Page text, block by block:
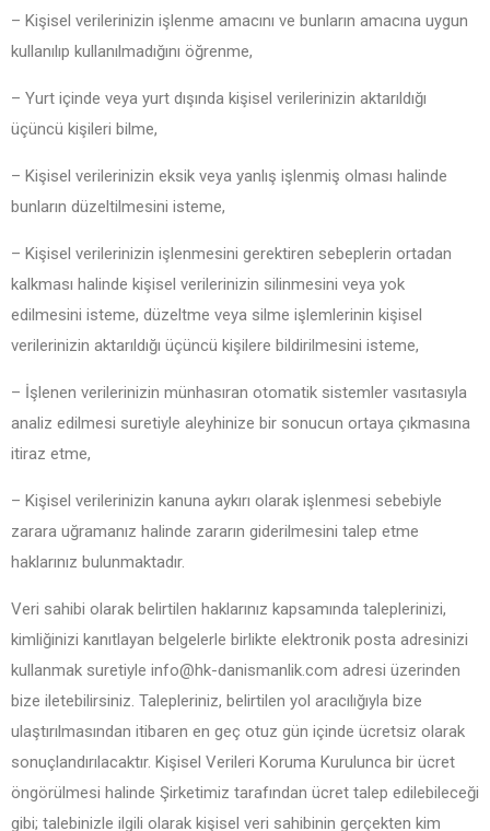
– Kişisel verilerinizin işlenme amacını ve bunların amacına uygun
kullanılıp kullanılmadığını öğrenme,
– Yurt içinde veya yurt dışında kişisel verilerinizin aktarıldığı
üçüncü kişileri bilme,
– Kişisel verilerinizin eksik veya yanlış işlenmiş olması halinde
bunların düzeltilmesini isteme,
– Kişisel verilerinizin işlenmesini gerektiren sebeplerin ortadan
kalkması halinde kişisel verilerinizin silinmesini veya yok
edilmesini isteme, düzeltme veya silme işlemlerinin kişisel
verilerinizin aktarıldığı üçüncü kişilere bildirilmesini isteme,
– İşlenen verilerinizin münhasıran otomatik sistemler vasıtasıyla
analiz edilmesi suretiyle aleyhinize bir sonucun ortaya çıkmasına
itiraz etme,
– Kişisel verilerinizin kanuna aykırı olarak işlenmesi sebebiyle
zarara uğramanız halinde zararın giderilmesini talep etme
haklarınız bulunmaktadır.
Veri sahibi olarak belirtilen haklarınız kapsamında taleplerinizi,
kimliğinizi kanıtlayan belgelerle birlikte elektronik posta adresinizi
kullanmak suretiyle info@hk-danismanlik.com adresi üzerinden
bize iletebilirsiniz. Talepleriniz, belirtilen yol aracılığıyla bize
ulaştırılmasından itibaren en geç otuz gün içinde ücretsiz olarak
sonuçlandırılacaktır. Kişisel Verileri Koruma Kurulunca bir ücret
öngörülmesi halinde Şirketimiz tarafından ücret talep edilebileceği
gibi; talebinizle ilgili olarak kişisel veri sahibinin gerçekten kim